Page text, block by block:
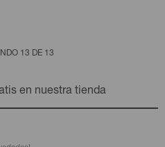
13 DE 13
en nuestra tienda